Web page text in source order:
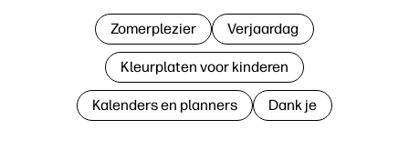
Zomerplezier Verjaardag
Kleurplaten voor kinderen
Kalenders en planners Dank je